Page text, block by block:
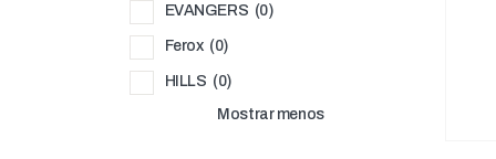
EVANGERS (0)
Ferox (0)
HILLS (0)
Mostrar menos